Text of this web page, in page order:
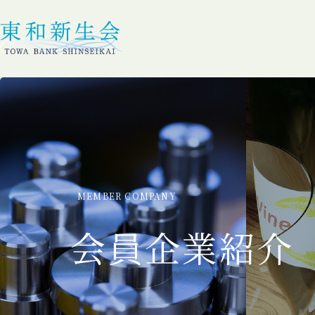
MEMBER COMPANY
会員企業紹介